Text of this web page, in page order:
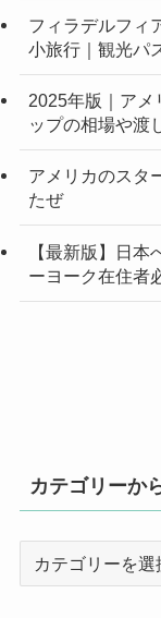
フィラデルフィ
小旅行｜観光パ
2025年版｜アメ
ップの相場や渡
アメリカのスタ
たぜ
【最新版】日
ーヨーク在住者
カテゴリーか